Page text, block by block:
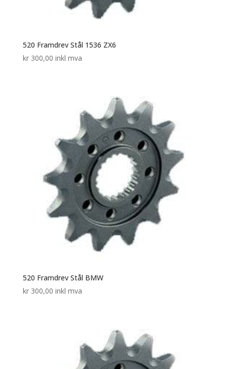
520 Framdrev Stål 1536 ZX6
kr300,00 inkl mva
520 Framdrev Stål BMW
kr300,00 inkl mva